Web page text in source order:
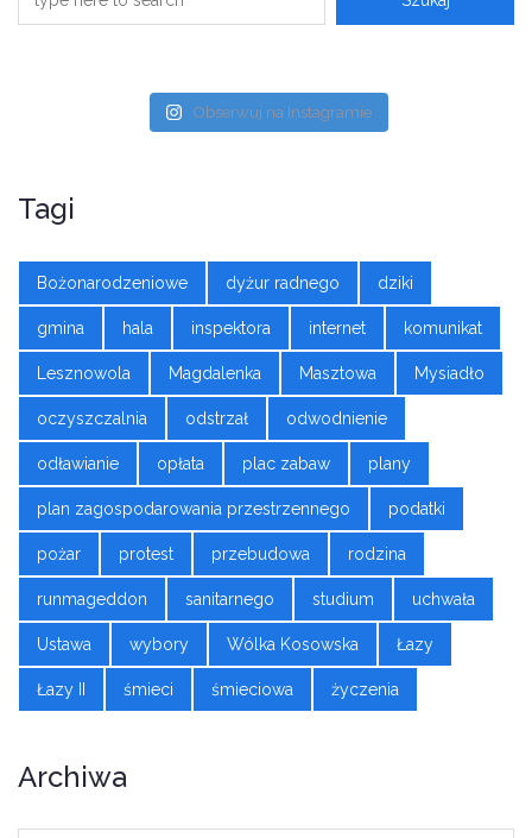
Obserwuj na Instagramie
Tagi
Bożonarodzeniowe dyżur radnego dziki
gmina hala inspektora internet komunikat
Lesznowola Magdalenka Masztowa Mysiadło
oczyszczalnia odstrzał odwodnienie
odławianie opłata plac zabaw plany
plan zagospodarowania przestrzennego podatki
pożar protest przebudowa rodzina
runmageddon sanitarnego studium uchwała
Ustawa wybory Wólka Kosowska Łazy
Łazy II śmieci śmieciowa życzenia
Archiwa